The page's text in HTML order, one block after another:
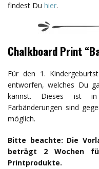
findest Du hier.
Chalkboard Print
Für den 1.
entworfen, welches Du
kannst. Dieses ist
Farbänderungen sind
möglich.
Bitte beachte: Die
beträgt 2 Wochen
Printprodukte.